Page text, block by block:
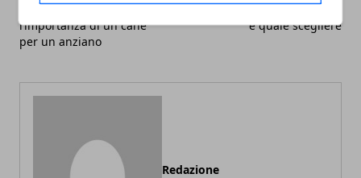
Amici a quattro zampe,
l’importanza di un cane
per un anziano
Lo stendibiancheria: come
e quale scegliere
Redazione